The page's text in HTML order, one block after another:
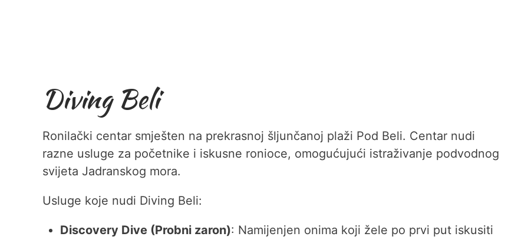
Diving Beli
Ronilački centar smješten na prekrasnoj šljunčanoj plaži Pod Beli. Centar nudi
razne usluge za početnike i iskusne ronioce, omogućujući istraživanje podvodnog
svijeta Jadranskog mora.
Usluge koje nudi Diving Beli:
Discovery Dive (Probni zaron): Namijenjen onima koji žele po prvi put iskusiti